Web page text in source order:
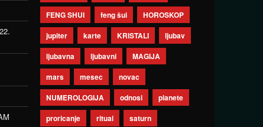
FENG SHUI
feng šui
HOROSKOP
jupiter
karte KRISTALI
ljubav
ljubavna
ljubavni
MAGIJA
mars
mesec
novac
NUMEROLOGIJA
odnosi
planete
proricanje
ritual saturn